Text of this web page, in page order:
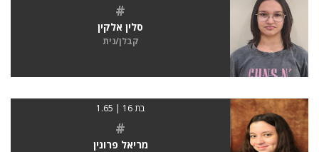
#
סלין אלקין
קבלן/נית
בת 16 | 1.65
#
מריאל פרונין